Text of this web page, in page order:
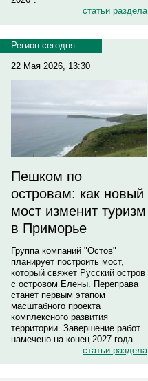
статьи раздела
Регион сегодня
22 Мая 2026, 13:30
Пешком по
островам: как новый
мост изменит туризм
в Приморье
Группа компаний "Остов"
планирует построить мост,
который свяжет Русский остров
с островом Елены. Переправа
станет первым этапом
масштабного проекта
комплексного развития
территории. Завершение работ
намечено на конец 2027 года.
статьи раздела